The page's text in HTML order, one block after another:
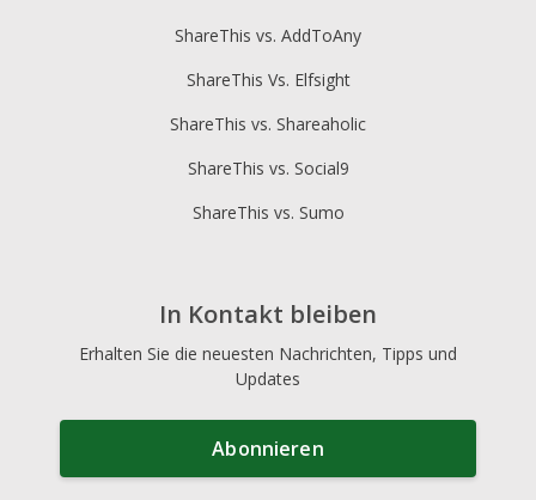
ShareThis vs. AddToAny
ShareThis Vs. Elfsight
ShareThis vs. Shareaholic
ShareThis vs. Social9
ShareThis vs. Sumo
In Kontakt bleiben
Erhalten Sie die neuesten Nachrichten, Tipps und
Updates
Abonnieren